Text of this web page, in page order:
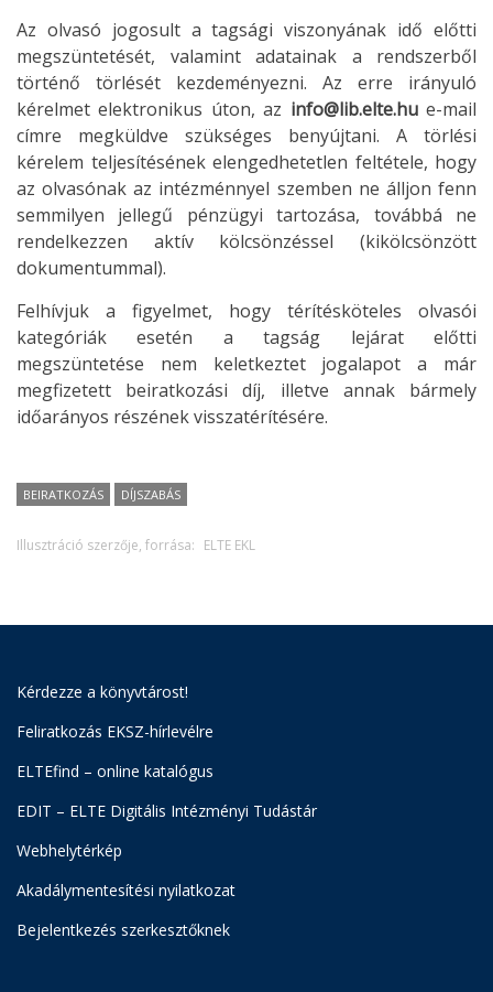
Az olvasó jogosult a tagsági viszonyának idő előtti
megszüntetését, valamint adatainak a rendszerből
történő törlését kezdeményezni. Az erre irányuló
kérelmet elektronikus úton, az info@lib.elte.hue-mail
címre megküldve szükséges benyújtani. A törlési
kérelem teljesítésének elengedhetetlen feltétele, hogy
az olvasónak az intézménnyel szemben ne álljon fenn
semmilyen jellegű pénzügyi tartozása, továbbá ne
rendelkezzen aktív kölcsönzéssel (kikölcsönzött
dokumentummal).
Felhívjuk a figyelmet, hogy térítésköteles olvasói
kategóriák esetén a tagság lejárat előtti
megszüntetése nem keletkeztet jogalapot a már
megfizetett beiratkozási díj, illetve annak bármely
időarányos részének visszatérítésére.
BEIRATKOZÁS DÍJSZABÁS
Illusztráció szerzője, forrása: ELTE EKL
Kérdezze a könyvtárost!
Feliratkozás EKSZ-hírlevélre
ELTEfind – online katalógus
EDIT – ELTE Digitális Intézményi Tudástár
Webhelytérkép
Akadálymentesítési nyilatkozat
Bejelentkezés szerkesztőknek